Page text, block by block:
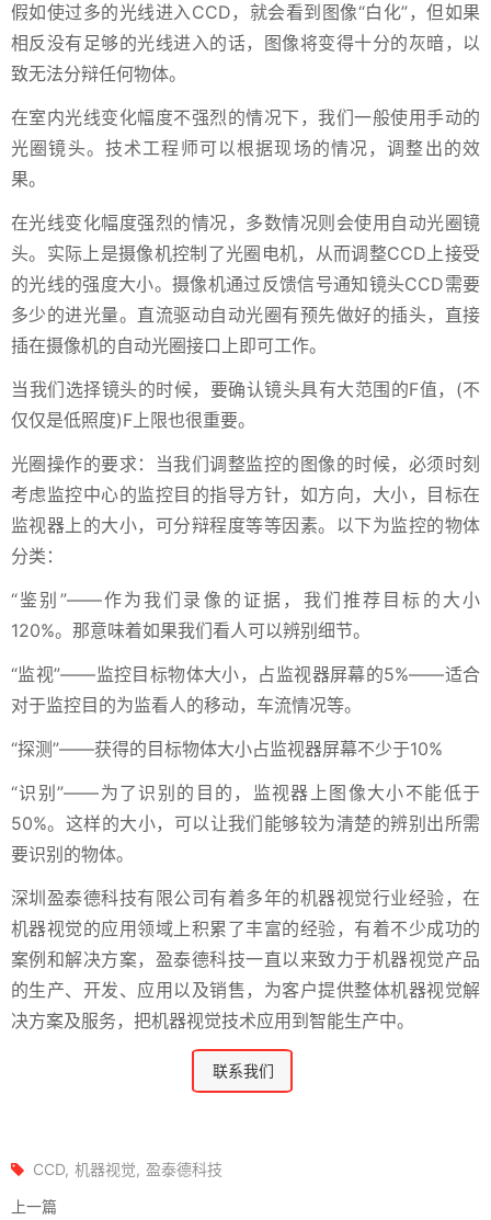
假如使过多的光线进入CCD，就会看到图像“白化”，但如果
相反没有足够的光线进入的话，图像将变得十分的灰暗，以
致无法分辩任何物体。
在室内光线变化幅度不强烈的情况下，我们一般使用手动的
光圈镜头。技术工程师可以根据现场的情况，调整出的效
果。
在光线变化幅度强烈的情况，多数情况则会使用自动光圈镜
头。实际上是摄像机控制了光圈电机，从而调整CCD上接受
的光线的强度大小。摄像机通过反馈信号通知镜头CCD需要
多少的进光量。直流驱动自动光圈有预先做好的插头，直接
插在摄像机的自动光圈接口上即可工作。
当我们选择镜头的时候，要确认镜头具有大范围的F值，(不
仅仅是低照度)F上限也很重要。
光圈操作的要求：当我们调整监控的图像的时候，必须时刻
考虑监控中心的监控目的指导方针，如方向，大小，目标在
监视器上的大小，可分辩程度等等因素。以下为监控的物体
分类：
“鉴别”――作为我们录像的证据，我们推荐目标的大小
120%。那意味着如果我们看人可以辨别细节。
“监视”――监控目标物体大小，占监视器屏幕的5%――适合
对于监控目的为监看人的移动，车流情况等。
“探测”――获得的目标物体大小占监视器屏幕不少于10%
“识别”――为了识别的目的，监视器上图像大小不能低于
50%。这样的大小，可以让我们能够较为清楚的辨别出所需
要识别的物体。
深圳盈泰德科技有限公司有着多年的机器视觉行业经验，在
机器视觉的应用领域上积累了丰富的经验，有着不少成功的
案例和解决方案，盈泰德科技一直以来致力于机器视觉产品
的生产、开发、应用以及销售，为客户提供整体机器视觉解
决方案及服务，把机器视觉技术应用到智能生产中。
联系我们
CCD 机器视觉 盈泰德科技
上一篇